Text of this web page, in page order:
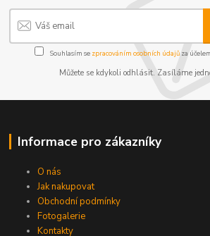
Souhlasím se zpracováním osobních údajůza
Můžete se kdykoli odhlásit. Zasíláme
Informace pro zákazníky
O nás
Jak nakupovat
Obchodní podmínky
Fotogalerie
Kontakty